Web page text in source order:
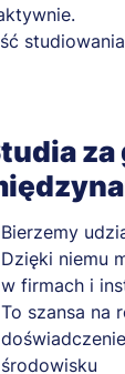
za
Bierzemy
Dzięki niemu
w firmach i
To szansa na
środowisku